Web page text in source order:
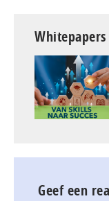
Whitepapers
Geef een